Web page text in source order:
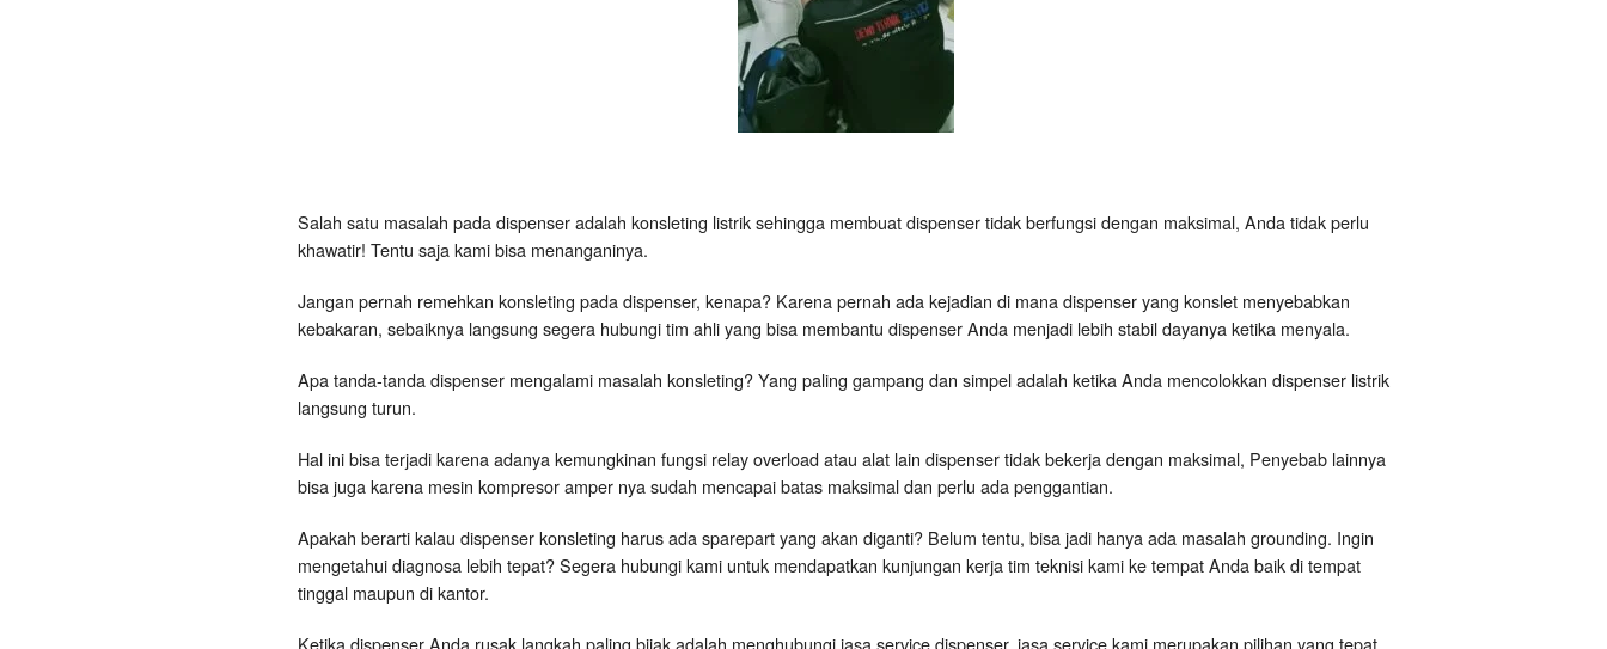
Salah satu masalah pada dispenser adalah konsleting listrik sehingga membuat dispenser tidak berfungsi dengan maksimal, Anda tidak perlu
khawatir! Tentu saja kami bisa menanganinya.
Jangan pernah remehkan konsleting pada dispenser, kenapa? Karena pernah ada kejadian di mana dispenser yang konslet menyebabkan
kebakaran, sebaiknya langsung segera hubungi tim ahli yang bisa membantu dispenser Anda menjadi lebih stabil dayanya ketika menyala.
Apa tanda-tanda dispenser mengalami masalah konsleting? Yang paling gampang dan simpel adalah ketika Anda mencolokkan dispenser listrik
langsung turun.
Hal ini bisa terjadi karena adanya kemungkinan fungsi relay overload atau alat lain dispenser tidak bekerja dengan maksimal, Penyebab lainnya
bisa juga karena mesin kompresor amper nya sudah mencapai batas maksimal dan perlu ada penggantian.
Apakah berarti kalau dispenser konsleting harus ada sparepart yang akan diganti? Belum tentu, bisa jadi hanya ada masalah grounding. Ingin
mengetahui diagnosa lebih tepat? Segera hubungi kami untuk mendapatkan kunjungan kerja tim teknisi kami ke tempat Anda baik di tempat
tinggal maupun di kantor.
Ketika dispenser Anda rusak langkah paling bijak adalah menghubungi jasa service dispenser, jasa service kami merupakan pilihan yang tepat